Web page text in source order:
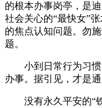
的根本办事岗亭，是
社会关心的“最快女”
的焦点认知问题。勿
题。
小到日常行为习惯
办事。据引见，才是
没有永久平安的“铁